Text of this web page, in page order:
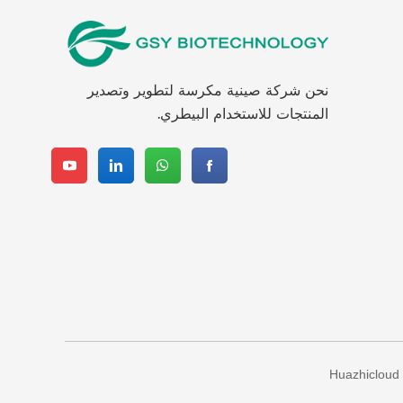
نحن شركة صينية مكرسة لتطوير وتصدير
المنتجات للاستخدام البيطري.